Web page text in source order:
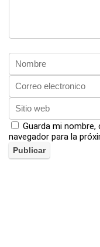
Guarda mi
navegador para la